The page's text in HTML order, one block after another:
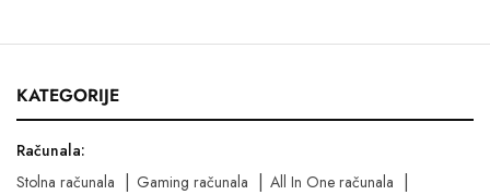
KATEGORIJE
Računala:
Stolna računala
Gaming računala
All In One računala